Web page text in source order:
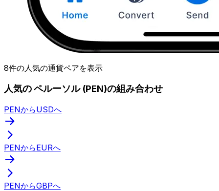
8件の人気の通貨ペアを表示
人気の ペルーソル (PEN)の組み合わせ
PENからUSDへ
PENからEURへ
PENからGBPへ